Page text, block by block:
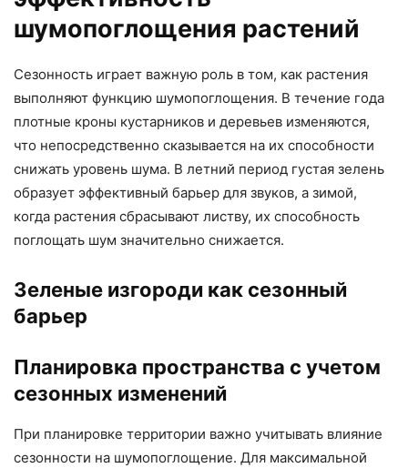
шумопоглощения растений
Сезонность играет важную роль в том, как растения
выполняют функцию шумопоглощения. В течение года
плотные кроны кустарников и деревьев изменяются,
что непосредственно сказывается на их способности
снижать уровень шума. В летний период густая зелень
образует эффективный барьер для звуков, а зимой,
когда растения сбрасывают листву, их способность
поглощать шум значительно снижается.
Зеленые изгороди как сезонный
барьер
Планировка пространства с учетом
сезонных изменений
При планировке территории важно учитывать влияние
сезонности на шумопоглощение. Для максимальной